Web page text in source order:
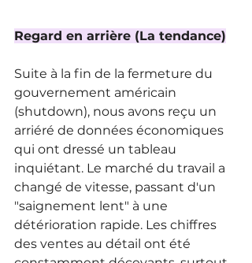
Regard en arrière (La tendance)
Suite à la fin de la fermeture du
gouvernement américain
(shutdown), nous avons reçu un
arriéré de données économiques
qui ont dressé un tableau
inquiétant. Le marché du travail a
changé de vitesse, passant d'un
"saignement lent" à une
détérioration rapide. Les chiffres
des ventes au détail ont été